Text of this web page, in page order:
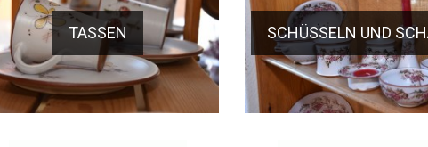
TASSEN SCHÜSSELN UND